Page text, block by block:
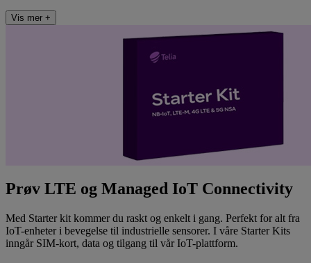
Vis mer +
Prøv LTE og Managed IoT Connectivity
Med Starter kit kommer du raskt og enkelt i gang. Perfekt for alt fra
IoT-enheter i bevegelse til industrielle sensorer. I våre Starter Kits
inngår SIM-kort, data og tilgang til vår IoT-plattform.